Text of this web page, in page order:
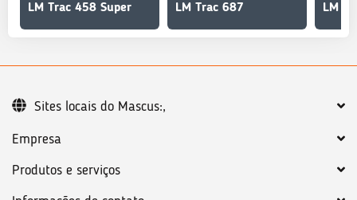
LM Trac 458 Super LM Trac 687 LM
Empresa
Produtos e serviços
Sites locais do Mascus:,